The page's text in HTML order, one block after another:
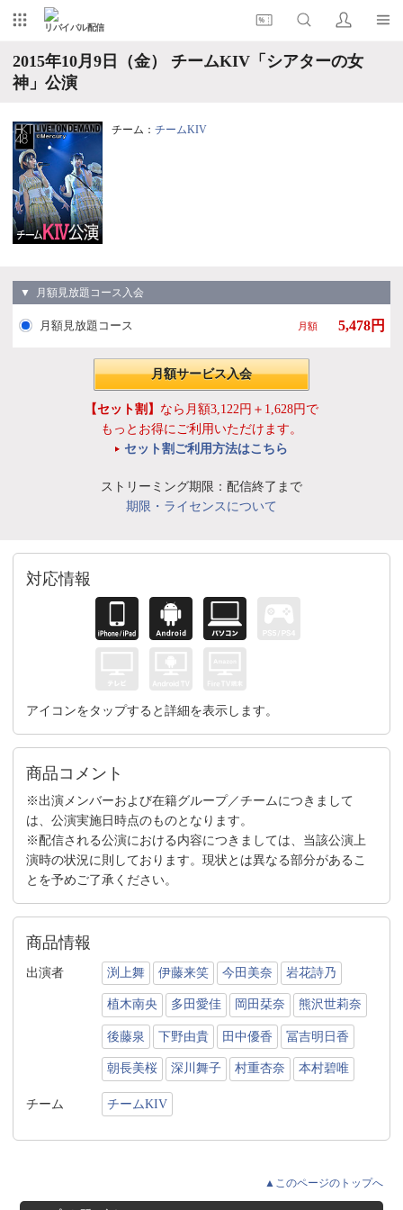
リバイバル配信
2015年10月9日（金） チームKIV「シアターの女
神」公演
チーム： チームKIV
▼ 月額見放題コース入会
月額見放題コース 月額 5,478円
月額サービス入会
【セット割】 なら月額3,122円＋1,628円で
もっとお得にご利用いただけます。
セット割ご利用方法はこちら
ストリーミング期限：配信終了まで
期限・ライセンスについて
対応情報
アイコンをタップすると詳細を表示します。
商品コメント
※出演メンバーおよび在籍グループ／チームにつきまして
は、公演実施日時点のものとなります。
※配信される公演における内容につきましては、当該公演上
演時の状況に則しております。現状とは異なる部分があるこ
とを予めご了承ください。
商品情報
出演者 渕上舞 伊藤来笑 今田美奈 岩花詩乃
植木南央 多田愛佳 岡田栞奈 熊沢世莉奈
後藤泉 下野由貴 田中優香 冨吉明日香
朝長美桜 深川舞子 村重杏奈 本村碧唯
チーム チームKIV
▲このページのトップへ